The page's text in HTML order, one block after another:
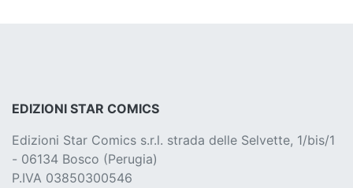
EDIZIONI STAR COMICS
Edizioni Star Comics s.r.l. strada delle Selvette, 1/bis/1
- 06134 Bosco (Perugia)
P.IVA 03850300546